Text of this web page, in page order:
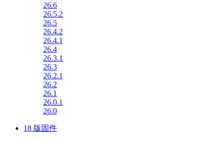
26.6
26.5.2
26.5
26.4.2
26.4.1
26.4
26.3.1
26.3
26.2.1
26.2
26.1
26.0.1
26.0
18 版固件